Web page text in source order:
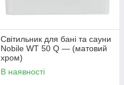
Світильник для бані та сауни
Nobile WT 50 Q — (матовий
хром)
В наявності